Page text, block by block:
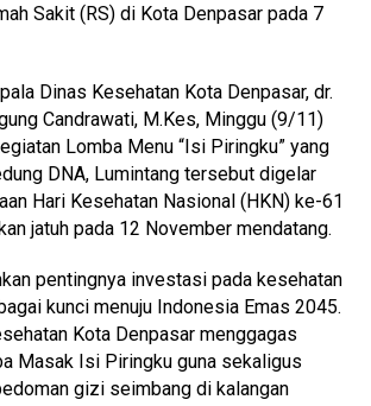
Sakit (RS) di Kota Denpasar pada 7
Dinas Kesehatan Kota Denpasar, dr.
Candrawati, M.Kes, Minggu (9/11)
Lomba Menu “Isi Piringku” yang
DNA, Lumintang tersebut digelar
Hari Kesehatan Nasional (HKN) ke-61
jatuh pada 12 November mendatang.
pentingnya investasi pada kesehatan
kunci menuju Indonesia Emas 2045.
Kota Denpasar menggagas
Masak Isi Piringku guna sekaligus
gizi seimbang di kalangan